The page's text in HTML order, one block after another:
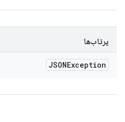
پرتاب‌ها
JSONException